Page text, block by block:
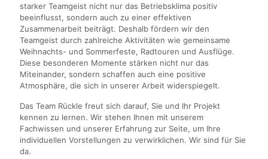
starker Teamgeist nicht nur das Betriebsklima positiv
beeinflusst, sondern auch zu einer effektiven
Zusammenarbeit beiträgt. Deshalb fördern wir den
Teamgeist durch zahlreiche Aktivitäten wie gemeinsame
Weihnachts- und Sommerfeste, Radtouren und Ausflüge.
Diese besonderen Momente stärken nicht nur das
Miteinander, sondern schaffen auch eine positive
Atmosphäre, die sich in unserer Arbeit widerspiegelt.
Das Team Rückle freut sich darauf, Sie und Ihr Projekt
kennen zu lernen. Wir stehen Ihnen mit unserem
Fachwissen und unserer Erfahrung zur Seite, um Ihre
individuellen Vorstellungen zu verwirklichen. Wir sind für Sie
da.